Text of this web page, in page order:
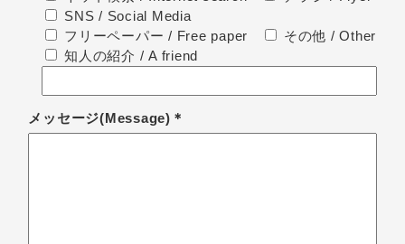
SNS / Social Media
フリーペーパー / Free paper
その他 / Other
知人の紹介 / A friend
メッセージ(Message)＊